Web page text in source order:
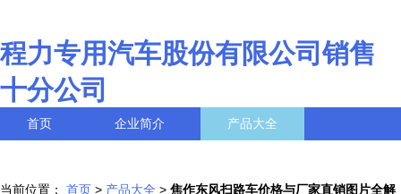
程力专用汽车股份有限公司销售
十分公司
首页 企业简介 产品大全
当前位置： 首页 > 产品大全 > 焦作东风扫路车价格与厂家直销图片全解